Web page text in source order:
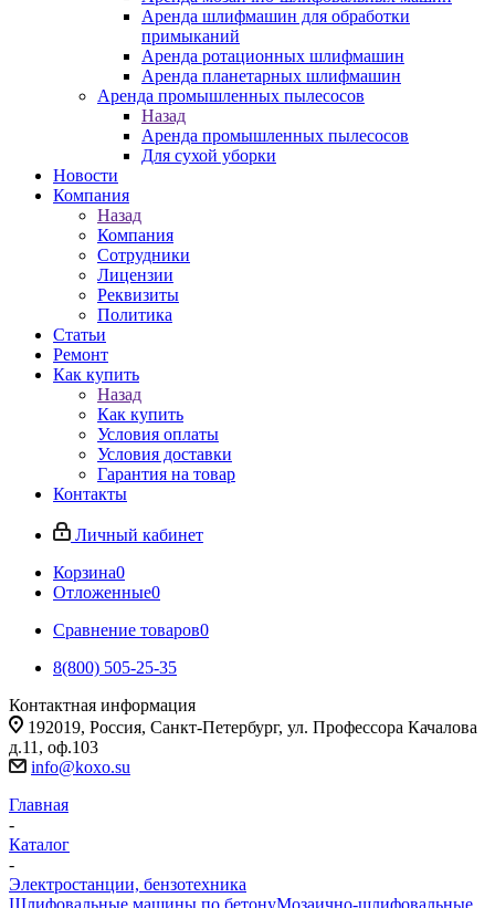
Аренда шлифмашин для обработки
примыканий
Аренда ротационных шлифмашин
Аренда планетарных шлифмашин
Аренда промышленных пылесосов
Назад
Аренда промышленных пылесосов
Для сухой уборки
Новости
Компания
Назад
Компания
Сотрудники
Лицензии
Реквизиты
Политика
Статьи
Ремонт
Как купить
Назад
Как купить
Условия оплаты
Условия доставки
Гарантия на товар
Контакты
Личный кабинет
Корзина0
Отложенные0
Сравнение товаров0
8(800) 505-25-35
Контактная информация
192019, Россия, Санкт-Петербург, ул. Профессора Качалова
д.11, оф.103
info@koxo.su
Главная
-
Каталог
-
Электростанции, бензотехника
Шлифовальные машины по бетонуМозаично-шлифовальные